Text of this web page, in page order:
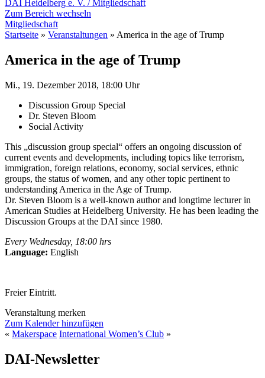
DAI Heidelberg e. V. / Mitgliedschaft
Zum Bereich wechseln
Mitgliedschaft
Startseite » Veranstaltungen » America in the age of Trump
America in the age of Trump
Mi., 19. Dezember 2018, 18:00 Uhr
Discussion Group Special
Dr. Steven Bloom
Social Activity
This „discussion group special“ offers an ongoing discussion of
current events and developments, including topics like terrorism,
immigration, foreign relations, economy, social services, ethnic
groups, the status of women, and any other topic pertinent to
understanding America in the Age of Trump.
Dr. Steven Bloom is a well-known author and longtime lecturer in
American Studies at Heidelberg University. He has been leading the
Discussion Groups at the DAI since 1980.
Every Wednesday, 18:00 hrs
Language: English
Freier Eintritt.
Veranstaltung merken
Zum Kalender hinzufügen
« Makerspace International Women’s Club »
DAI-Newsletter